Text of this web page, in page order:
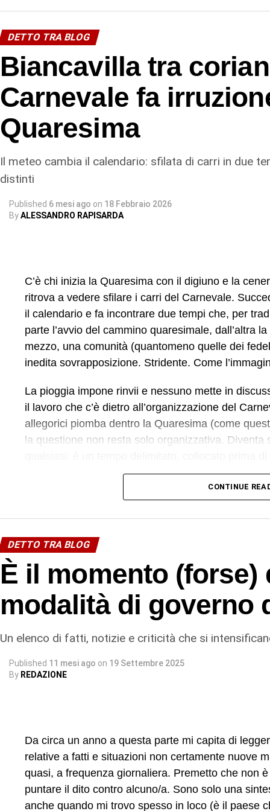
DETTO TRA BLOG
Biancavilla tra
Carnevale fa
Quaresima
Il meteo cambia il calendario: sfilata di carri in due
distinti
Published 6 mesi ago on 18 Febbraio 2026
ByALESSANDRO RAPISARDA
C’è chi inizia la Quaresima con il digiuno e la
ritrova a vedere sfilare i carri del Carnevale.
il calendario e fa incontrare due tempi che, per
parte l’avvio del cammino quaresimale, dall’altra
mezzo, una comunità (quantomeno quelle dei
inedita sovrapposizione. Stridente. Come
La pioggia impone rinvii e nessuno mette in
il lavoro che c’è dietro all’organizzazione del
allegorici piomba dentro la Quaresima (come
la questione non resta solo organizzativa.
significato. Se quella soglia si attenua, la festa
trasformarsi in un evento come tanti, spostabile a
che conduce a uno dei momenti identitari più forti
appuntamento che non è soltanto una ricorrenza
partecipazione popolare. Non è un caso che
delle confraternite e all’avvicinamento di molti
la giornata, la sera dei “Misteri”: un tempo che
ridefinisce il volto. Un patrimonio riconosciuto
che spirituale.
Su questo sfondo, lo slittamento del Carnevale
Quaresima rischia di ridursi a una data sul
riconoscibili.
È vero: situazioni simili si registrano anche in altri
a Termini Imerese. In quei contesti, il Carnevale
CONTINUE
DETTO TRA BLOG
È il momento (forse)
modalità di governo
Un elenco di fatti, notizie e criticità che si
Published 11 mesi ago on 19 Settembre 2025
By REDAZIONE
Da circa un anno a questa parte mi capita di
relative a fatti e situazioni non certamente nuove
quasi, a frequenza giornaliera. Premetto che non
puntare il dito contro alcuno/a. Sono solo una
anche quando mi trovo spesso in loco (è il paese